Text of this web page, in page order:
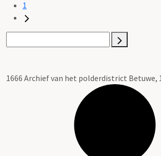
1
1666 Archief van het polderdistrict Betuwe,